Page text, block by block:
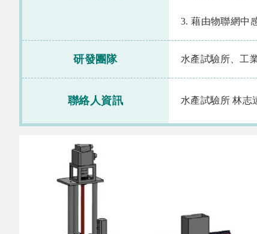
3. 藉由物聯網中
研發團隊 水產試驗所、工
聯絡人資訊 水產試驗所 林志